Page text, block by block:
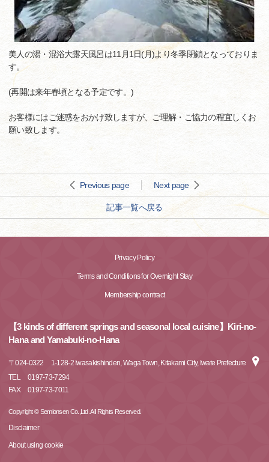
美人の湯・混浴大露天風呂は11月1日(月)より冬季閉鎖となっておりま
す。
(再開は来年春頃となる予定です。)
お客様にはご迷惑をおかけ致しますが、ご理解・ご協力の程宜しくお
願い致します。
Previous page Next page
記事一覧へ戻る
Privacy Policy
Terms and Conditions for Overnight Stay
Membership contract
【3 kinds of different springs and seasonal local cuisine】Kiri-no-
Hana and Yamabuki-no-Hana
〒024-0322
1-128-2 Iwasakishinden, Waga Town, Kitakami City, Iwate Prefecture
TEL
0197-73-7294
FAX
0197-73-7011
Copyright © Semionsen Co.,Ltd. All Rights Reserved.
Disclaimer
About using cookie